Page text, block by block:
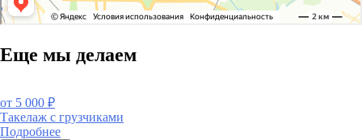
Еще мы делаем
от 5 000 ₽
Такелаж с грузчиками
Подробнее